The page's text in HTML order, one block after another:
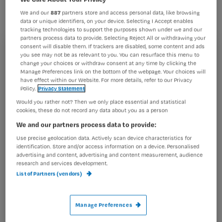
Registreren
Wil je dit artikel lezen?
Maak gratis een account aan en lees 2
artikelen gratis per maand
Al een account of abonnement?Log dan in
Wat
Nee, dat mag niet. In het normenstelsel Arbeidstijdenwet
(Atw) en Arbeidstijdenbesluit (Atb) staat dat bij een
arbeidstijd per dienst van meer dan 5 1/2 uur recht
bestaat op minimaal 1/2 uur pauze, op te splitsen
We and our887 partners store and access personal data, like browsing
data or unique identifiers, on your device. Selecting I Accept enables
tracking technologies to support the purposes shown under we and our
partners process data to provide. Selecting Reject All or withdrawing your
consent will disable them. If trackers are disabled, some content and ads
you see may not be as relevant to you. You can resurface this menu to
change your choices or withdraw consent at any time by clicking the
Manage Preferences link on the bottom of the webpage. Your choices will
have effect within our Website. For more details, refer to our Privacy
Policy. Privacy Statement
Would you rather not? Then we only place essential and statistical
cookies, these do not record any data about you as a person
We and our partners process data to provide:
Use precise geolocation data. Actively scan device characteristics for
identification. Store and/or access information on a device. Personalised
advertising and content, advertising and content measurement, audience
research and services development.
List of Partners (vendors)
Manage Preferences